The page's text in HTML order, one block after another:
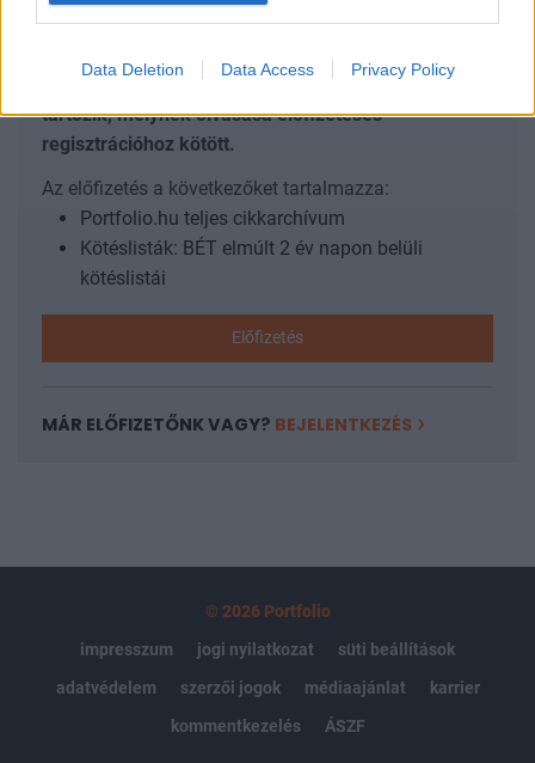
Data Deletion Data Access Privacy Policy
A keresett cikk a portfolio.hu hírarchívumához
tartozik, melynek olvasása előfizetéses
regisztrációhoz kötött.
Az előfizetés a következőket tartalmazza:
Portfolio.hu teljes cikkarchívum
Kötéslisták: BÉT elmúlt 2 év napon belüli
kötéslistái
Előfizetés
MÁR ELŐFIZETŐNK VAGY? BEJELENTKEZÉS
© 2026 Portfolio
impresszum
jogi nyilatkozat
süti beállítások
adatvédelem
szerzői jogok médiaajánlat
karrier
kommentkezelés
ÁSZF